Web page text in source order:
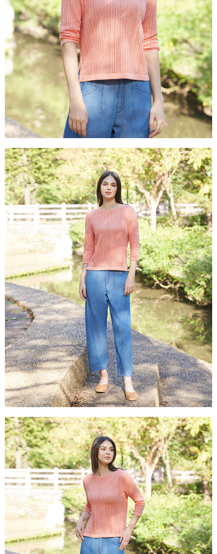
グでお支払いください。
代金納付期限は最短で 14 日以内ですので、ご注意ください。AFTEE アプ
リをダウンロードして AFTEE 会員になるとお支払い期限を最長 45 日以内
まで延長できます。
お支払期限は、ショップが請求した期日と、AFTEEで延長できる日数をも
とに計算されます。AFTEEで注文すると、商品を受け取るまで支払い期限
を延長できますが、商品を期限内に受け取れない場合があります（例：予
約商品や商品到着日が比較的遅い商品）。そのため、商品到着の有無に関
わらず、AFTEEで指定された期限内にお支払いください。
二、支払い限度額
1.初回 AFTEEを ご利用の際に、認証結果及び当社の審査の結果に基づ
き、限度額が設定されます。
2.決済金額は最低NT$20です。
三、利用規約「AFTEE代金後払い」（以下当サービスという）はネットプ
ロテクションズ（以下 AFTEE という）が提供し、AFTEEが代金を徴収し
ます。当サービスご利用の際に提供しなければならない個人情報（注文者
の氏名、電話番号、受取人の氏名、電話番号、受取人住所を含むがこれに
限らない）は、AFTEEに渡され当サービスで必要な範囲内で利用されま
す。AFTEEの個人情報の収集、処理、利用について、詳細はAFTEE公式ホ
ームページの『個人情報の収集、処理及び利用に関する声明』をご参照く
ださい（
https://aftee.tw/privacypolicy/ ）。
AFTEEの初回ご利用の際に、審査を通過すれば、最高額がNT$10,000にな
ります。支払い期限を過ぎた場合、その金額に基づいて年利20%の遅延滞
納金が加算されます。未成年の利用者は、事前に法定代理人または後見人
の同意を得ればAFTEEをご利用いただけます。
個人情報の処理、利用について疑問がある、または関連する法律の権利を
行使したい場合は、ネットプロテクションズcs_tw@netprotections.co.jp
にご連絡ください。上記に示した個人情報を、必要な購入注文書とあわせ
てAFTEEにご提供いただく、またはAFTEEにあなたの個人情報の収集、処
理、利用を許可することににご同意いただけない場合は、当サービスを選
択しないでください。
付款後全家超商取貨
配送毎にNT$100、NT$2,000以上で送料無料
7-11超商取貨付款
配送毎にNT$100、NT$2,000以上で送料無料
付款後7-11超商取貨
配送毎にNT$100、NT$2,000以上で送料無料
新竹物流宅配
配送毎にNT$100、NT$2,000以上で送料無料
付款後門市自取
送料無料
貨到付款
配送毎にNT$100、NT$2,000以上で送料無料